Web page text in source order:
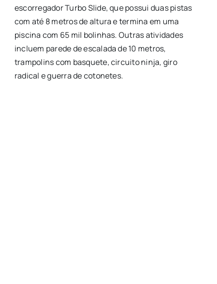
escorregador Turbo Slide, que possui duas pistas
com até 8 metros de altura e termina em uma
piscina com 65 mil bolinhas. Outras atividades
incluem parede de escalada de 10 metros,
trampolins com basquete, circuito ninja, giro
radical e guerra de cotonetes.